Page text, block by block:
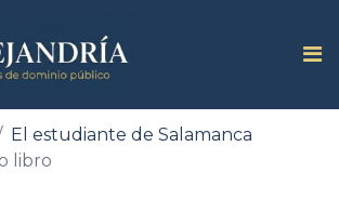
El estudiante de Salamanca
libro